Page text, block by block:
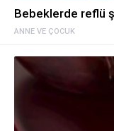
ANNE VE ÇOCUK
Bebeklerde reflü